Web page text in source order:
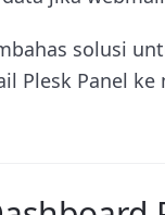
solusi
Plesk Panel